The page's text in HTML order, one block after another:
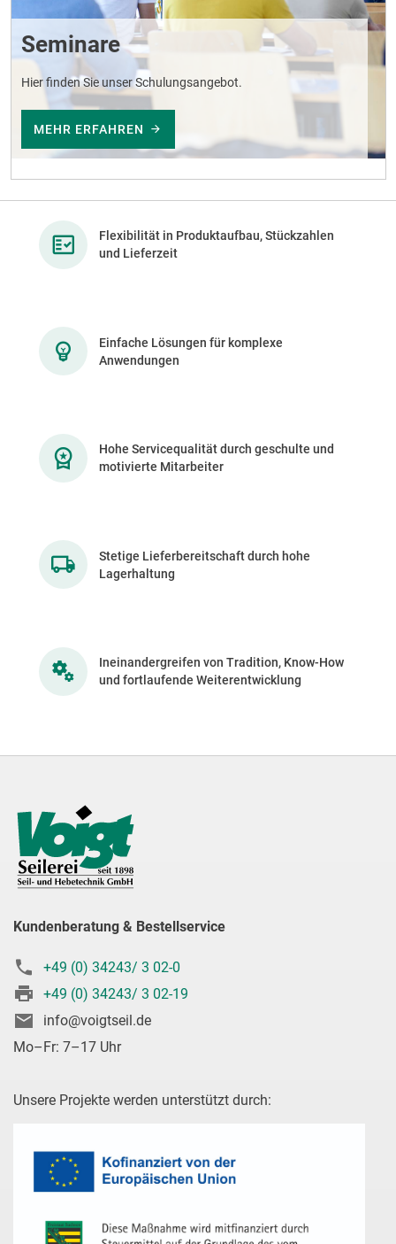
Seminare
Hier finden Sie unser Schulungsangebot.
MEHR ERFAHREN
Flexibilität in Produktaufbau, Stückzahlen
und Lieferzeit
Einfache Lösungen für komplexe
Anwendungen
Hohe Servicequalität durch geschulte und
motivierte Mitarbeiter
Stetige Lieferbereitschaft durch hohe
Lagerhaltung
Ineinandergreifen von Tradition, Know-How
und fortlaufende Weiterentwicklung
Kundenberatung & Bestellservice
+49 (0) 34243/ 3 02-0
+49 (0) 34243/ 3 02-19
info@voigtseil.de
Mo–Fr: 7–17 Uhr
Unsere Projekte werden unterstützt durch: